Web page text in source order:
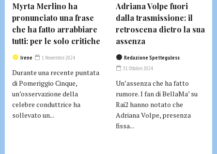
Myrta Merlino ha
pronunciato una frase
che ha fatto arrabbiare
tutti: per le solo critiche
Irene 1 Novembre 2024
Durante una recente puntata
di Pomeriggio Cinque,
un’osservazione della
celebre conduttrice ha
sollevato un...
Adriana Volpe fuori
dalla trasmissione: il
retroscena dietro la sua
assenza
Redazione Spetteguless
31 Ottobre 2024
Un’assenza che ha fatto
rumore. I fan di BellaMa’ su
Rai2 hanno notato che
Adriana Volpe, presenza
fissa...